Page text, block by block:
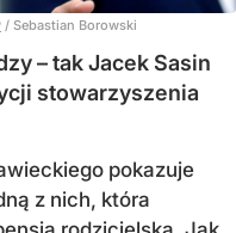
/ Sebastian Borowski
– tak Jacek Sasin
stowarzyszenia
pokazuje
z nich, która